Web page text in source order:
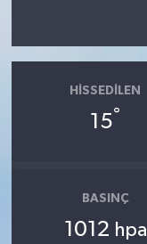
HISSEDILEN
15°
BASINÇ
1012 hpa